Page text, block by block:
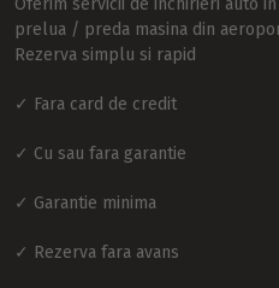
prelua / preda masina din
Rezerva simplu si rapid
✓ Fara card de credit
✓ Cu sau fara garantie
✓ Garantie minima
✓ Rezerva fara avans